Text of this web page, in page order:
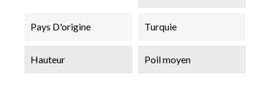
Pays D'origine Turquie
Hauteur Poil moyen